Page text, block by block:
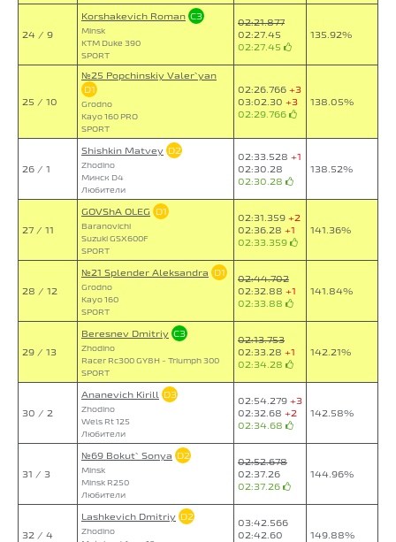
24 / 9
Korshakevich Roman C3
Minsk
KTM Duke 390
SPORT
02:21.877
02:27.45
02:27.45
135.92%
25 / 10
№25 Popchinskiy Valer`yan
D1
Grodno
Kayo 160 PRO
SPORT
02:26.766 +3
03:02.30 +3
02:29.766
138.05%
26 / 1
Shishkin Matvey D2
Zhodino
Минск D4
Любители
02:33.528 +1
02:30.28
02:30.28
138.52%
27 / 11
GOVShA OLEG D1
Baranovichi
Suzuki GSX600F
SPORT
02:31.359 +2
02:36.28 +1
02:33.359
141.36%
28 / 12
№21 Splender Aleksandra D1
Grodno
Kayo 160
SPORT
02:44.702
02:32.88 +1
02:33.88
141.84%
29 / 13
Beresnev Dmitriy C3
Zhodino
Racer Rc300 GY8H - Triumph 300
SPORT
02:13.753
02:33.28 +1
02:34.28
142.21%
30 / 2
Ananevich Kirill D3
Zhodino
Wels Rt 125
Любители
02:54.279 +3
02:32.68 +2
02:34.68
142.58%
31 / 3
№69 Bokut` Sonya D2
Minsk
Minsk R250
Любители
02:52.678
02:37.26
02:37.26
144.96%
32 / 4
Lashkevich Dmitriy D2
Zhodino
03:42.566
02:42.60
149.88%